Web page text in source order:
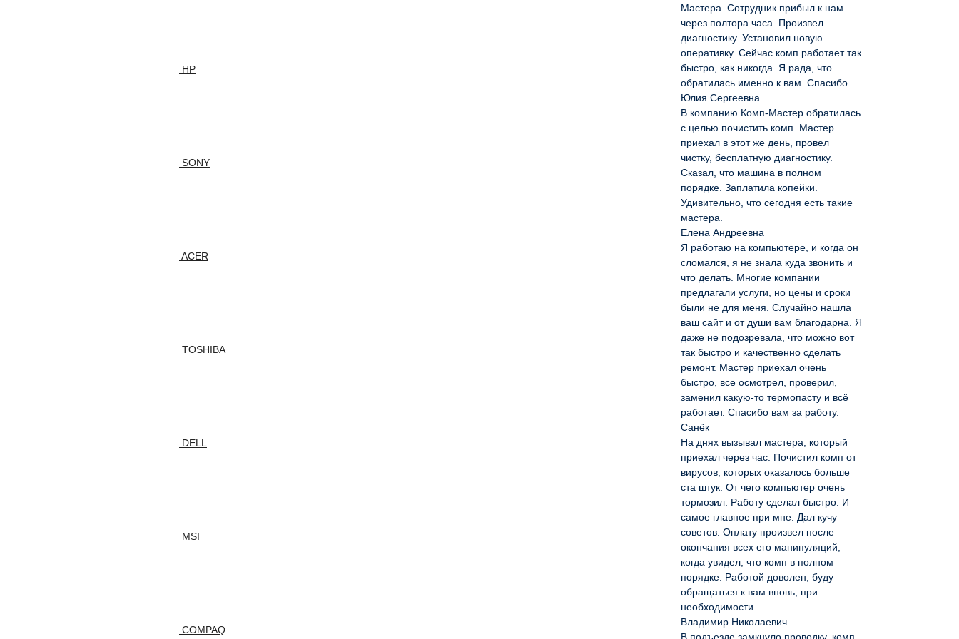
HP
SONY
ACER
TOSHIBA
DELL
MSI
COMPAQ
Мастера. Сотрудник прибыл к нам
через полтора часа. Произвел
диагностику. Установил новую
оперативку. Сейчас комп работает так
быстро, как никогда. Я рада, что
обратилась именно к вам. Спасибо.
Юлия Сергеевна
В компанию Комп-Мастер обратилась
с целью почистить комп. Мастер
приехал в этот же день, провел
чистку, бесплатную диагностику.
Сказал, что машина в полном
порядке. Заплатила копейки.
Удивительно, что сегодня есть такие
мастера.
Елена Андреевна
Я работаю на компьютере, и когда он
сломался, я не знала куда звонить и
что делать. Многие компании
предлагали услуги, но цены и сроки
были не для меня. Случайно нашла
ваш сайт и от души вам благодарна. Я
даже не подозревала, что можно вот
так быстро и качественно сделать
ремонт. Мастер приехал очень
быстро, все осмотрел, проверил,
заменил какую-то термопасту и всё
работает. Спасибо вам за работу.
Санёк
На днях вызывал мастера, который
приехал через час. Почистил комп от
вирусов, которых оказалось больше
ста штук. От чего компьютер очень
тормозил. Работу сделал быстро. И
самое главное при мне. Дал кучу
советов. Оплату произвел после
окончания всех его манипуляций,
когда увидел, что комп в полном
порядке. Работой доволен, буду
обращаться к вам вновь, при
необходимости.
Владимир Николаевич